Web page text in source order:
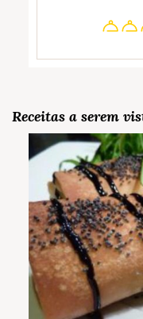
Receitas a serem